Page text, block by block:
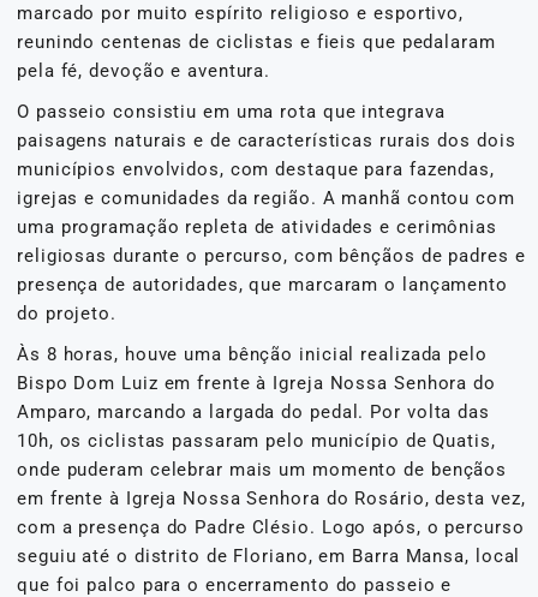
marcado por muito espírito religioso e esportivo,
reunindo centenas de ciclistas e fieis que pedalaram
pela fé, devoção e aventura.
O passeio consistiu em uma rota que integrava
paisagens naturais e de características rurais dos dois
municípios envolvidos, com destaque para fazendas,
igrejas e comunidades da região. A manhã contou com
uma programação repleta de atividades e cerimônias
religiosas durante o percurso, com bênçãos de padres e
presença de autoridades, que marcaram o lançamento
do projeto.
Às 8 horas, houve uma bênção inicial realizada pelo
Bispo Dom Luiz em frente à Igreja Nossa Senhora do
Amparo, marcando a largada do pedal. Por volta das
10h, os ciclistas passaram pelo município de Quatis,
onde puderam celebrar mais um momento de bençãos
em frente à Igreja Nossa Senhora do Rosário, desta vez,
com a presença do Padre Clésio. Logo após, o percurso
seguiu até o distrito de Floriano, em Barra Mansa, local
que foi palco para o encerramento do passeio e